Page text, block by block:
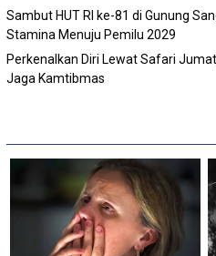
Sambut HUT RI ke-81 di Gunung
Stamina Menuju Pemilu 2029
Perkenalkan Diri Lewat Safari
Jaga Kamtibmas